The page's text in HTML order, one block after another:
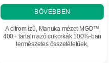
BŐVEBBEN
A citrom ízű, Manuka mézet MGO™
400+ tartalmazó cukorkák 100%-ban
természetes összetételűek,